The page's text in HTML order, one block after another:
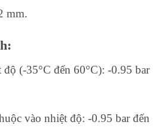
mm.
(-35°C đến 60°C): -0.95 bar
vào nhiệt độ: -0.95 bar đến